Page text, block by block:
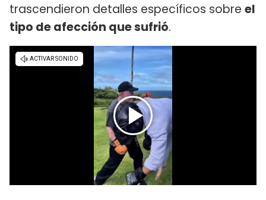
trascendieron detalles específicos sobre el
tipo de afección que sufrió.